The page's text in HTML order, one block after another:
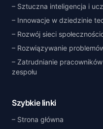
Sztuczna inteligencja i
Innowacje w dziedzinie
Rozwój sieci
Rozwiązywanie
Zatrudnianie
zespołu
Szybkie linki
Strona główna